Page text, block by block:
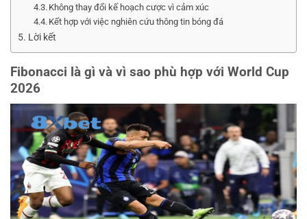
Không thay đổi kế hoạch cược vì cảm xúc
Kết hợp với việc nghiên cứu thông tin bóng đá
Lời kết
Fibonacci là gì và vì sao phù hợp với World Cup
2026